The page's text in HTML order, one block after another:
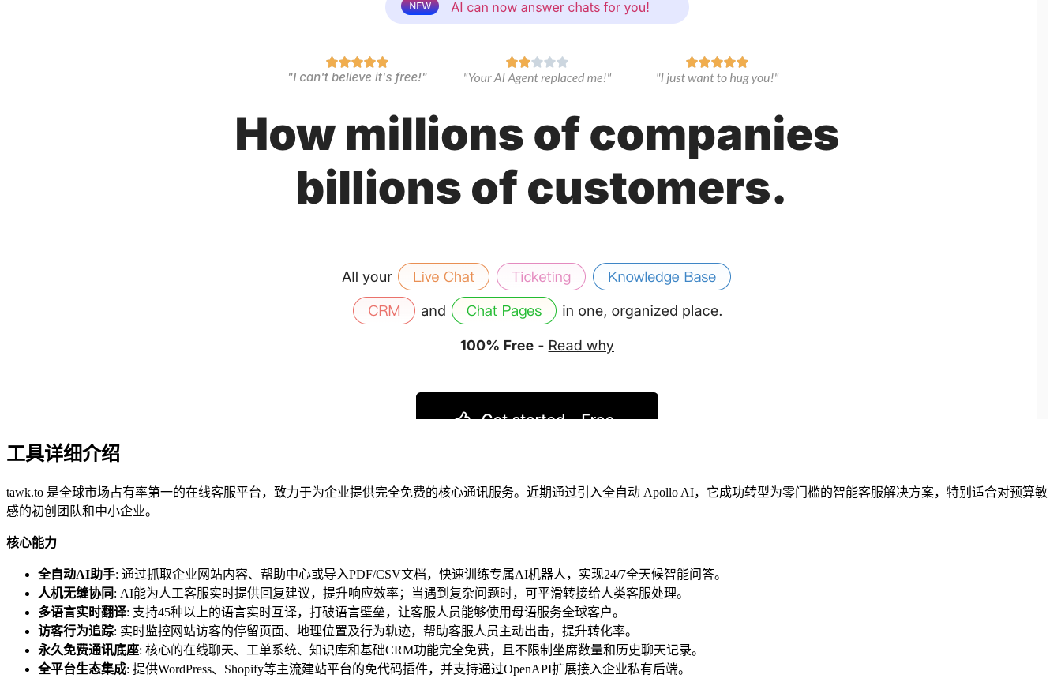
工具详细介绍
tawk.to 是全球市场占有率第一的在线客服平台，致力于为企业提供完全免费的核心通讯服务。近期通过引入全自动 Apollo AI，它成功转型为零门槛的智能客服解决方案，特别适合对预算敏
感的初创团队和中小企业。
核心能力
全自动AI助手: 通过抓取企业网站内容、帮助中心或导入PDF/CSV文档，快速训练专属AI机器人，实现24/7全天候智能问答。
人机无缝协同 : AI能为人工客服实时提供回复建议，提升响应效率；当遇到复杂问题时，可平滑转接给人类客服处理。
多语言实时翻译: 支持45种以上的语言实时互译，打破语言壁垒，让客服人员能够使用母语服务全球客户。
访客行为追踪: 实时监控网站访客的停留页面、地理位置及行为轨迹，帮助客服人员主动出击，提升转化率。
永久免费通讯底座: 核心的在线聊天、工单系统、知识库和基础CRM功能完全免费，且不限制坐席数量和历史聊天记录。
全平台生态集成: 提供WordPress、Shopify等主流建站平台的免代码插件，并支持通过OpenAPI扩展接入企业私有后端。